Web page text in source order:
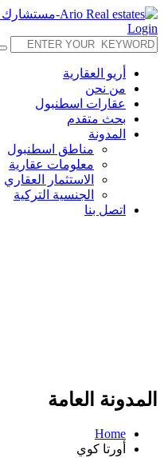
Login
أريو العقارية
من نحن
عقارات اسطنبول
بحث متقدم
المدونة
مناطق اسطنبول
معلومات عقارية
الاستثمار العقاري
الجنسية التركية
اتصل بنا
المدونة العامة
Home
أورتا كوي